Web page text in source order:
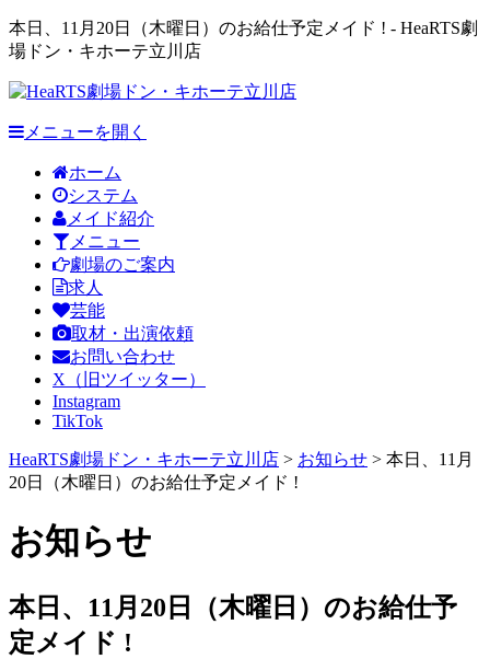
本日、11月20日（木曜日）のお給仕予定メイド ! - HeaRTS劇
場ドン・キホーテ立川店
メニューを開く
ホーム
システム
メイド紹介
メニュー
劇場のご案内
求人
芸能
取材・出演依頼
お問い合わせ
X（旧ツイッター）
Instagram
TikTok
HeaRTS劇場ドン・キホーテ立川店 > お知らせ > 本日、11月
20日（木曜日）のお給仕予定メイド !
お知らせ
本日、11月20日（木曜日）のお給仕予
定メイド !